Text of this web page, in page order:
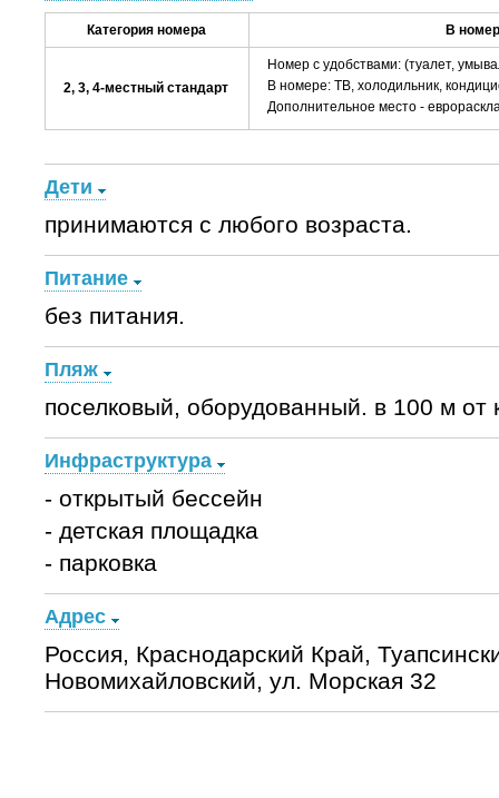
Категория номера В
2, 3, 4-местный стандарт
Номер с удобствами: (туалет,
В номере: ТВ, холодильник,
Дополнительное место -
Дети
принимаются с любого возраста.
Питание
без питания.
Пляж
поселковый, оборудованный. в 100 м от
Инфраструктура
- открытый бессейн
- детская площадка
- парковка
Адрес
Россия, Краснодарский Край,
Новомихайловский, ул. Морская 32